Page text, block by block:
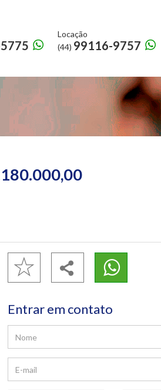
Locação
(44) 99116-9757
Entrar em contato